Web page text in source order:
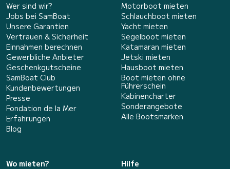
Wer sind wir?
Jobs bei SamBoat
Unsere Garantien
Vertrauen & Sicherheit
Einnahmen berechnen
Gewerbliche Anbieter
Geschenkgutscheine
SamBoat Club
Kundenbewertungen
Presse
Fondation de la Mer
Erfahrungen
Blog
Motorboot mieten
Schlauchboot mieten
Yacht mieten
Segelboot mieten
Katamaran mieten
Jetski mieten
Hausboot mieten
Boot mieten ohne
Führerschein
Kabinencharter
Sonderangebote
Alle Bootsmarken
Wo mieten?
Hilfe